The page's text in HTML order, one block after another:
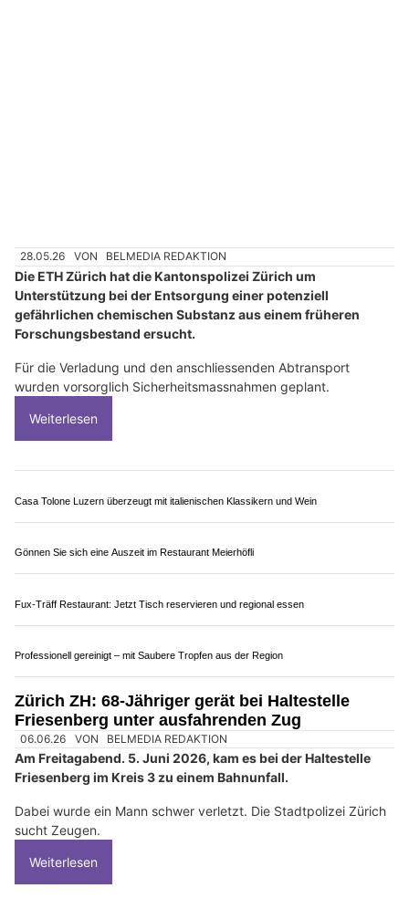
28.05.26 VON BELMEDIA REDAKTION
Die ETH Zürich hat die Kantonspolizei Zürich um
Unterstützung bei der Entsorgung einer potenziell
gefährlichen chemischen Substanz aus einem früheren
Forschungsbestand ersucht.
Für die Verladung und den anschliessenden Abtransport
wurden vorsorglich Sicherheitsmassnahmen geplant.
Weiterlesen
Casa Tolone Luzern überzeugt mit italienischen Klassikern und Wein
Gönnen Sie sich eine Auszeit im Restaurant Meierhöfli
Fux-Träff Restaurant: Jetzt Tisch reservieren und regional essen
Professionell gereinigt – mit Saubere Tropfen aus der Region
Zürich ZH: 68-Jähriger gerät bei Haltestelle
Friesenberg unter ausfahrenden Zug
06.06.26 VON BELMEDIA REDAKTION
Am Freitagabend. 5. Juni 2026, kam es bei der Haltestelle
Friesenberg im Kreis 3 zu einem Bahnunfall.
Dabei wurde ein Mann schwer verletzt. Die Stadtpolizei Zürich
sucht Zeugen.
Weiterlesen